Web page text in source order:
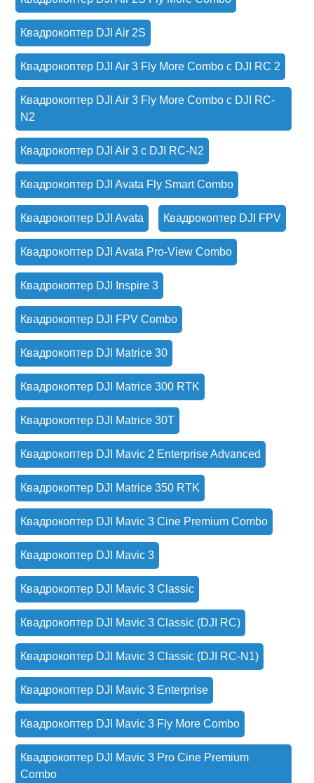
Квадрокоптер DJI Air 2S
Квадрокоптер DJI Air 3 Fly More Combo с DJI RC 2
Квадрокоптер DJI Air 3 Fly More Combo с DJI RC-
N2
Квадрокоптер DJI Air 3 с DJI RC-N2
Квадрокоптер DJI Avata Fly Smart Combo
Квадрокоптер DJI Avata Квадрокоптер DJI FPV
Квадрокоптер DJI Avata Pro-View Combo
Квадрокоптер DJI Inspire 3
Квадрокоптер DJI FPV Combo
Квадрокоптер DJI Matrice 30
Квадрокоптер DJI Matrice 300 RTK
Квадрокоптер DJI Matrice 30T
Квадрокоптер DJI Mavic 2 Enterprise Advanced
Квадрокоптер DJI Matrice 350 RTK
Квадрокоптер DJI Mavic 3 Cine Premium Combo
Квадрокоптер DJI Mavic 3
Квадрокоптер DJI Mavic 3 Classic
Квадрокоптер DJI Mavic 3 Classic (DJI RC)
Квадрокоптер DJI Mavic 3 Classic (DJI RC-N1)
Квадрокоптер DJI Mavic 3 Enterprise
Квадрокоптер DJI Mavic 3 Fly More Combo
Квадрокоптер DJI Mavic 3 Pro Cine Premium
Combo